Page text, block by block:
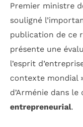
Premier ministre
souligné
publication de ce
présente une
l’esprit
contexte mondial
d’Arménie dans
entrepreneurial.